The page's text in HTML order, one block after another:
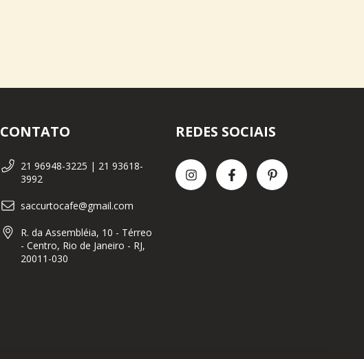
CONTATO
21 96948-3225 | 21 93618-
3992
saccurtocafe@gmail.com
R. da Assembléia, 10 - Térreo
- Centro, Rio de Janeiro - RJ,
20011-030
REDES SOCIAIS